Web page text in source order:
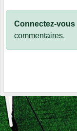
Connectez-vous
commentaires.